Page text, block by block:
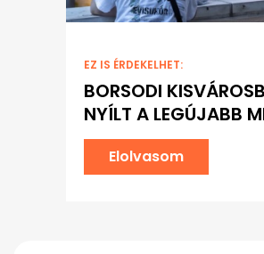
EZ IS ÉRDEKELHET:
BORSODI
NYÍLT A LEGÚJABB
Elolvasom